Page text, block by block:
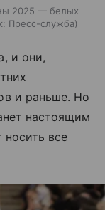
2025 — белых
Пресс-служба
и они,
и раньше. Но
настоящим
носить все